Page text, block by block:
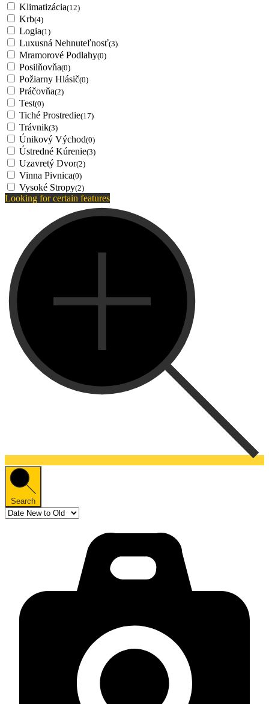
Klimatizácia(12)
Krb(4)
Logia(1)
Luxusná Nehnuteľnosť(3)
Mramorové Podlahy(0)
Posilňovňa(0)
Požiarny Hlásič(0)
Práčovňa(2)
Test(0)
Tiché Prostredie(17)
Trávnik(3)
Únikový Východ(0)
Ústredné Kúrenie(3)
Uzavretý Dvor(2)
Vinna Pivnica(0)
Vysoké Stropy(2)
Looking for certain features
Search